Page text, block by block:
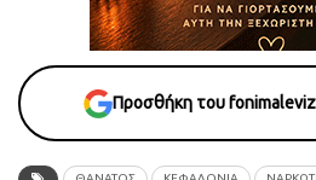
Προσθήκη του